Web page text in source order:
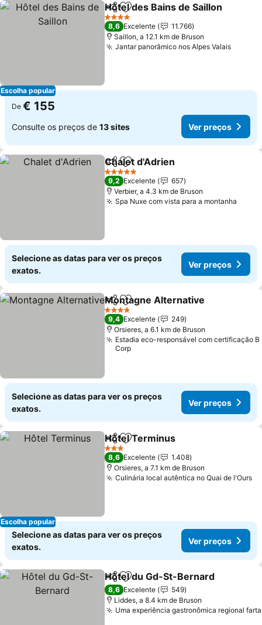
Escolha popular
PartilharAdicionar aos favoritos
Hôtel des Bains de Saillon
4 Estrelas
8,6 Excelente
11.766
Saillon, a 12.1 km de Bruson
Jantar panorâmico nos Alpes Valais
De € 155
Consulte os preços de 13 sites Ver preços
PartilharAdicionar aos favoritos
Chalet d'Adrien
5 Estrelas
9,2 Excelente
657
Verbier, a 4.3 km de Bruson
Spa Nuxe com vista para a montanha
Selecione as datas para ver os preços
exatos.
Ver preços
PartilharAdicionar aos favoritos
Montagne Alternative
4 Estrelas
9,4 Excelente
249
Orsieres, a 6.1 km de Bruson
Estadia eco-responsável com certificação B
Corp
Selecione as datas para ver os preços
exatos.
Ver preços
Escolha popular
PartilharAdicionar aos favoritos
Hôtel Terminus
3 Estrelas
8,6 Excelente
1.408
Orsieres, a 7.1 km de Bruson
Culinária local autêntica no Quai de l'Ours
Selecione as datas para ver os preços
exatos.
Ver preços
PartilharAdicionar aos favoritos
Hôtel du Gd-St-Bernard
8,6 Excelente
549
Liddes, a 8.4 km de Bruson
Uma experiência gastronômica regional farta